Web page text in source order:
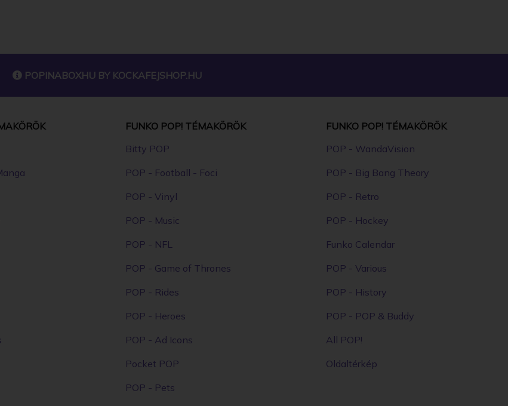
POPINABOXHU BY KOCKAFEJSHOP.HU
FUNKO POP! TÉMAKÖRÖK
Bitty POP
POP - Football - Foci
POP - Vinyl
POP - Music
POP - NFL
POP - Game of Thrones
POP - Rides
POP - Heroes
POP - Ad Icons
Pocket POP
POP - Pets
FUNKO POP! TÉMAKÖRÖK
POP - WandaVision
POP - Big Bang Theory
POP - Retro
POP - Hockey
Funko Calendar
POP - Various
POP - History
POP - POP & Buddy
All POP!
Oldaltérkép